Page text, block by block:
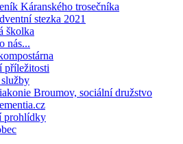
Káranského trosečníka
stezka 2021
školka
nás...
příležitosti
Broumov, sociální družstvo
prohlídky